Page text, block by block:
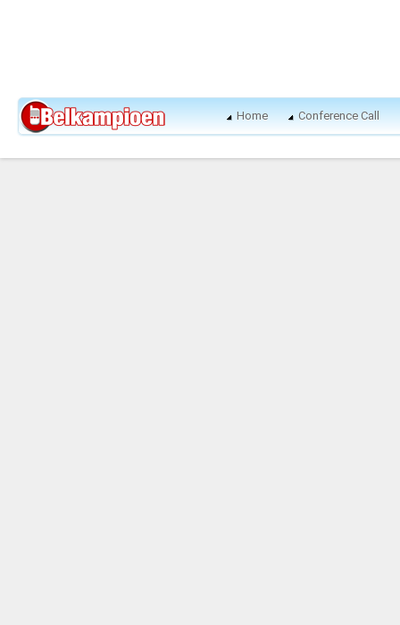
Home Conference Call